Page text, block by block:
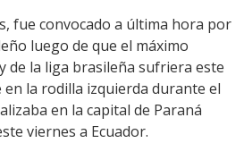
fue convocado a última hora por
luego de que el máximo
de la liga brasileña sufriera este
en la rodilla izquierda durante el
en la capital de Paraná
viernes a Ecuador.